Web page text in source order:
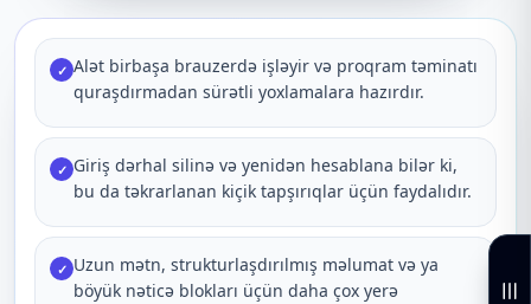
✓ Alət birbaşa brauzerdə işləyir və proqram təminatı
quraşdırmadan sürətli yoxlamalara hazırdır.
✓ Giriş dərhal silinə və yenidən hesablana bilər ki,
bu da təkrarlanan kiçik tapşırıqlar üçün faydalıdır.
✓ Uzun mətn, strukturlaşdırılmış məlumat və ya
böyük nəticə blokları üçün daha çox yerə